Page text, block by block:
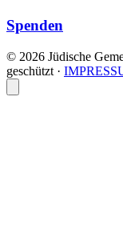
Spenden
© 2026 Jüdische
geschützt ·